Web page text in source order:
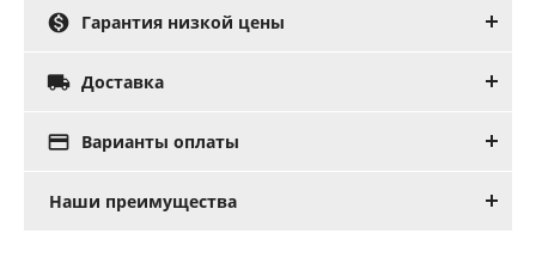
 Гарантия низкой цены
 Доставка
 Варианты оплаты
Наши преимущества